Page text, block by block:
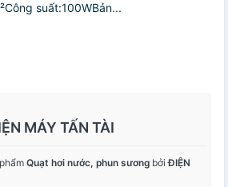
suất:100WBản...
MÁY TẤN TÀI
Quạt hơi nước, phun sương bởiĐIỆN